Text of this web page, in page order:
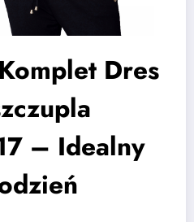
Dres
– Idealny